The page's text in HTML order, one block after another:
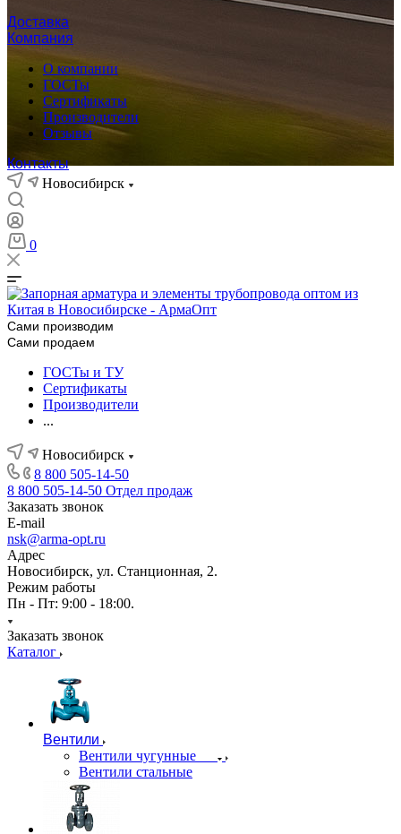
Доставка
Компания
О компании
ГОСТы
Сертификаты
Производители
Отзывы
Контакты
Новосибирск
0
Сами производим
Сами продаем
ГОСТы и ТУ
Сертификаты
Производители
...
Новосибирск
8 800 505-14-50
8 800 505-14-50 Отдел продаж
Заказать звонок
E-mail
nsk@arma-opt.ru
Адрес
Новосибирск, ул. Станционная, 2.
Режим работы
Пн - Пт: 9:00 - 18:00.
Заказать звонок
Каталог
Вентили
Вентили чугунные
Вентили стальные